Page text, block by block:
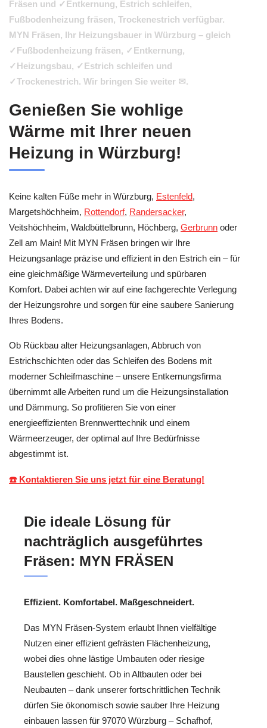
Fräsen und ✓Entkernung, Estrich schleifen,
Fußbodenheizung fräsen, Trockenestrich verfügbar.
MYN Fräsen, Ihr Heizungsbauer in Würzburg – gleich
✓Fußbodenheizung fräsen, ✓Entkernung,
✓Heizungsbau, ✓Estrich schleifen und
✓Trockenestrich. Wir bringen Sie weiter ✉.
Genießen Sie wohlige
Wärme mit Ihrer neuen
Heizung in Würzburg!
Keine kalten Füße mehr in Würzburg, Estenfeld,
Margetshöchheim, Rottendorf, Randersacker,
Veitshöchheim, Waldbüttelbrunn, Höchberg, Gerbrunn oder
Zell am Main! Mit MYN Fräsen bringen wir Ihre
Heizungsanlage präzise und effizient in den Estrich ein – für
eine gleichmäßige Wärmeverteilung und spürbaren
Komfort. Dabei achten wir auf eine fachgerechte Verlegung
der Heizungsrohre und sorgen für eine saubere Sanierung
Ihres Bodens.
Ob Rückbau alter Heizungsanlagen, Abbruch von
Estrichschichten oder das Schleifen des Bodens mit
moderner Schleifmaschine – unsere Entkernungsfirma
übernimmt alle Arbeiten rund um die Heizungsinstallation
und Dämmung. So profitieren Sie von einer
energieeffizienten Brennwerttechnik und einem
Wärmeerzeuger, der optimal auf Ihre Bedürfnisse
abgestimmt ist.
☎️ Kontaktieren Sie uns jetzt für eine Beratung!
Die ideale Lösung für
nachträglich ausgeführtes
Fräsen: MYN FRÄSEN
Effizient. Komfortabel. Maßgeschneidert.
Das MYN Fräsen-System erlaubt Ihnen vielfältige
Nutzen einer effizient gefrästen Flächenheizung,
wobei dies ohne lästige Umbauten oder riesige
Baustellen geschieht. Ob in Altbauten oder bei
Neubauten – dank unserer fortschrittlichen Technik
dürfen Sie ökonomisch sowie sauber Ihre Heizung
einbauen lassen für 97070 Würzburg – Schafhof,